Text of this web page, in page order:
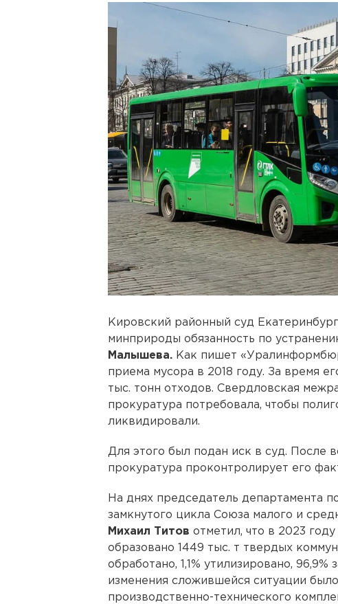
Кировский районный суд
минприроды обязанность по
Малышева. Как пишет
приема мусора в 2018 году. За время
тыс. тонн отходов. Свердловская
прокуратура потребовала, чтобы
ликвидировали.
Для этого был подан иск в суд. После
прокуратура проконтролирует его
На днях председатель департамента
замкнутого цикла Союза малого и
Михаил Титов отметил, что в 2023
образовано 1449 тыс. т твердых
обработано, 1,1% утилизировано,
изменения сложившейся ситуации
производственно-технического